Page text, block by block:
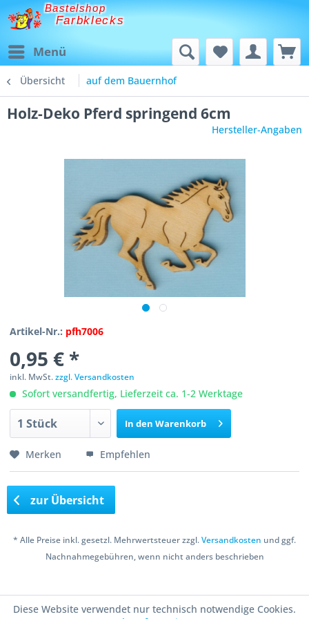
Bastelshop
Farbklecks
Menü
Übersicht auf dem Bauernhof
Holz-Deko Pferd springend 6cm
Hersteller-Angaben
Artikel-Nr.: pfh7006
0,95 € *
inkl. MwSt.zzgl. Versandkosten
Sofort versandfertig, Lieferzeit ca. 1-2 Werktage
In den Warenkorb
Merken Empfehlen
zur Übersicht
* Alle Preise inkl. gesetzl. Mehrwertsteuer zzgl.Versandkosten und ggf.
Nachnahmegebühren, wenn nicht anders beschrieben
Diese Website verwendet nur technisch notwendige Cookies.